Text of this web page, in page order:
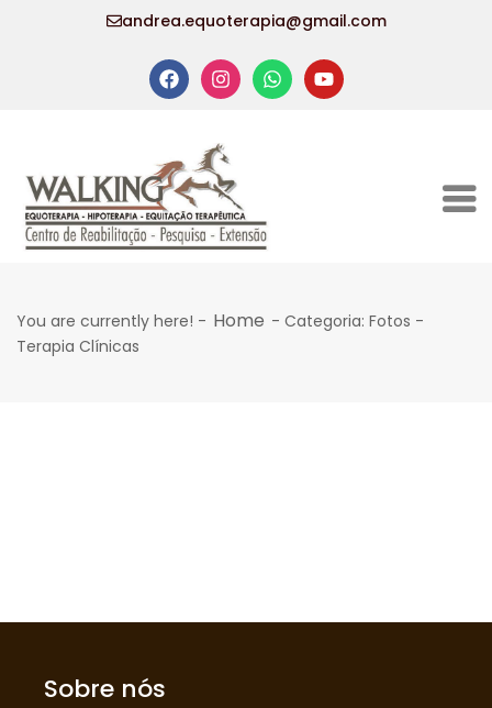
andrea.equoterapia@gmail.com
You are currently here! - Home - Categoria: Fotos -
Terapia Clínicas
Sobre nós